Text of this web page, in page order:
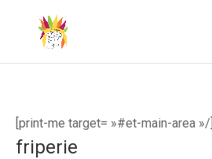
[print-me target= »#et-main-area »/]
friperie